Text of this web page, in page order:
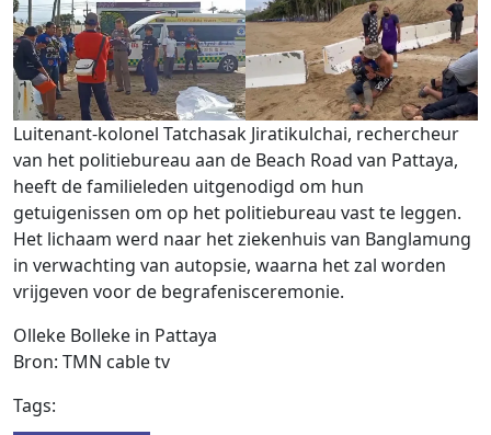
Luitenant-kolonel Tatchasak Jiratikulchai, rechercheur
van het politiebureau aan de Beach Road van Pattaya,
heeft de familieleden uitgenodigd om hun
getuigenissen om op het politiebureau vast te leggen.
Het lichaam werd naar het ziekenhuis van Banglamung
in verwachting van autopsie, waarna het zal worden
vrijgeven voor de begrafenisceremonie.
Olleke Bolleke in Pattaya
Bron: TMN cable tv
Tags: